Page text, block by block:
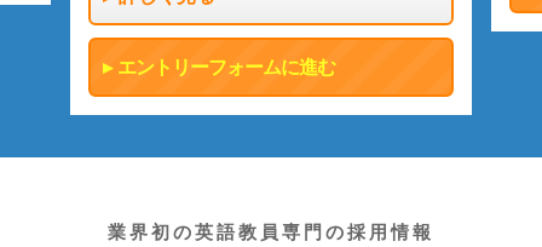
エントリーフォームに進む
業界初の英語教員専門の採用情報